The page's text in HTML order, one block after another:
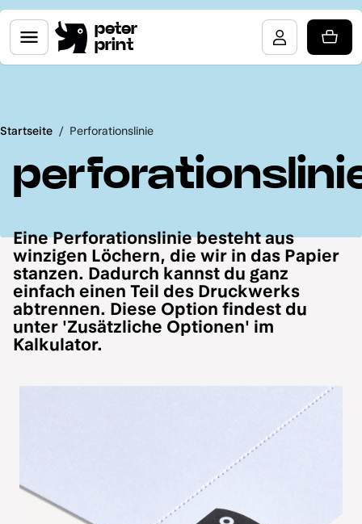
peter
print
Startseite / Perforationslinie
Eine Perforationslinie besteht aus
winzigen Löchern, die wir in das Papier
stanzen. Dadurch kannst du ganz
einfach einen Teil des Druckwerks
abtrennen. Diese Option findest du
unter 'Zusätzliche Optionen' im
Kalkulator.